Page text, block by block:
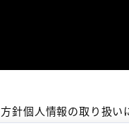
針個人情報の取り扱い